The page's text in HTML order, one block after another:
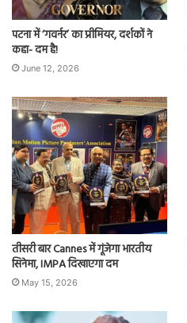
पटना में ‘गवर्नर’ का प्रीमियर, दर्शकों ने
कहा- दम है!
June 12, 2026
तीसरी बार Cannes में गूंजेगा भारतीय
सिनेमा, IMPA दिखाएगा दम
May 15, 2026